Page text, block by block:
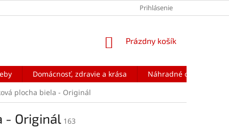
Prihlásenie
NÁKUPNÝ
Prázdny košík
Domácnosť, zdravie a krása
Náhradné diely na
plocha biela - Originál
- Originál 163